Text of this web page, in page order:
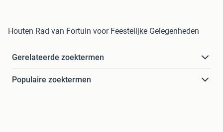
Houten Rad van Fortuin voor Feestelijke Gelegenheden
Gerelateerde zoektermen
Populaire zoektermen